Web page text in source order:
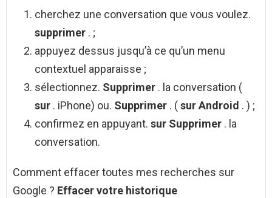
cherchez une conversation que vous voulez.
supprimer . ;
appuyez dessus jusqu’à ce qu’un menu
contextuel apparaisse ;
sélectionnez. Supprimer . la conversation (
sur . iPhone) ou. Supprimer . (sur Android . ) ;
confirmez en appuyant. sur Supprimer . la
conversation.
Comment effacer toutes mes recherches sur
Google ? Effacer votre historique